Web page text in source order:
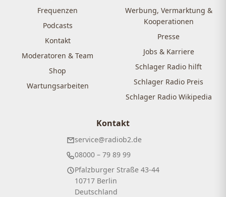
Frequenzen
Podcasts
Kontakt
Moderatoren & Team
Shop
Wartungsarbeiten
Werbung, Vermarktung &
Kooperationen
Presse
Jobs & Karriere
Schlager Radio hilft
Schlager Radio Preis
Schlager Radio Wikipedia
Kontakt
service@radiob2.de
08000 – 79 89 99
Pfalzburger Straße 43-44
10717 Berlin
Deutschland